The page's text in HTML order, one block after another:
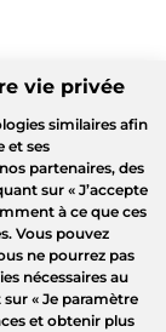
vie privée
similaires afin
et ses
partenaires, des
sur « J’accepte
à ce que ces
Vous pouvez
ne pourrez pas
nécessaires au
sur « Je paramètre
et obtenir plus